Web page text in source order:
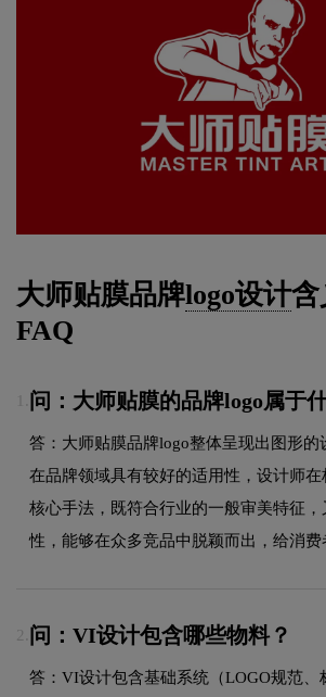
大师贴膜品牌logo设计含
FAQ
问：大师贴膜的品牌logo属于
答：大师贴膜品牌logo整体呈现出图形的
在品牌领域具有较好的适用性，设计师
核心手法，既符合行业的一般审美特征
性，能够在众多竞品中脱颖而出，给消费
2. 问：VI设计包含哪些物料？
答：VI设计包含基础系统（LOGO规范、